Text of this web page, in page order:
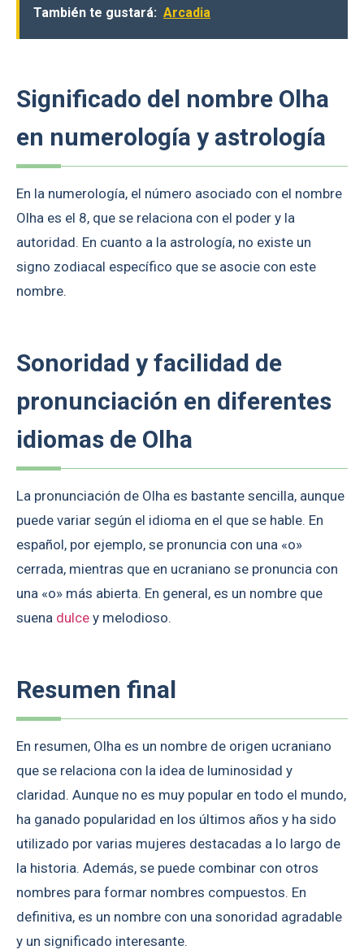
También te gustará: Arcadia
Significado del nombre Olha
en numerología y astrología
En la numerología, el número asociado con el nombre
Olha es el 8, que se relaciona con el poder y la
autoridad. En cuanto a la astrología, no existe un
signo zodiacal específico que se asocie con este
nombre.
Sonoridad y facilidad de
pronunciación en diferentes
idiomas de Olha
La pronunciación de Olha es bastante sencilla, aunque
puede variar según el idioma en el que se hable. En
español, por ejemplo, se pronuncia con una «o»
cerrada, mientras que en ucraniano se pronuncia con
una «o» más abierta. En general, es un nombre que
suena dulce y melodioso.
Resumen final
En resumen, Olha es un nombre de origen ucraniano
que se relaciona con la idea de luminosidad y
claridad. Aunque no es muy popular en todo el mundo,
ha ganado popularidad en los últimos años y ha sido
utilizado por varias mujeres destacadas a lo largo de
la historia. Además, se puede combinar con otros
nombres para formar nombres compuestos. En
definitiva, es un nombre con una sonoridad agradable
y un significado interesante.